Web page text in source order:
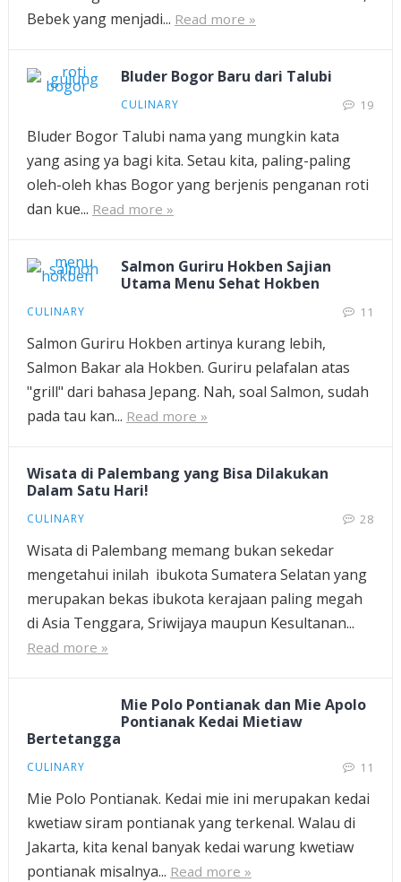
Bebek yang menjadi... Read more »
Bluder Bogor Baru dari Talubi
CULINARY 19
Bluder Bogor Talubi nama yang mungkin kata
yang asing ya bagi kita. Setau kita, paling-paling
oleh-oleh khas Bogor yang berjenis penganan roti
dan kue... Read more »
Salmon Guriru Hokben Sajian
Utama Menu Sehat Hokben
CULINARY 11
Salmon Guriru Hokben artinya kurang lebih,
Salmon Bakar ala Hokben. Guriru pelafalan atas
"grill" dari bahasa Jepang. Nah, soal Salmon, sudah
pada tau kan... Read more »
Wisata di Palembang yang Bisa Dilakukan
Dalam Satu Hari!
CULINARY 28
Wisata di Palembang memang bukan sekedar
mengetahui inilah ibukota Sumatera Selatan yang
merupakan bekas ibukota kerajaan paling megah
di Asia Tenggara, Sriwijaya maupun Kesultanan...
Read more »
Mie Polo Pontianak dan Mie Apolo
Pontianak Kedai Mietiaw
Bertetangga
CULINARY 11
Mie Polo Pontianak. Kedai mie ini merupakan kedai
kwetiaw siram pontianak yang terkenal. Walau di
Jakarta, kita kenal banyak kedai warung kwetiaw
pontianak misalnya... Read more »